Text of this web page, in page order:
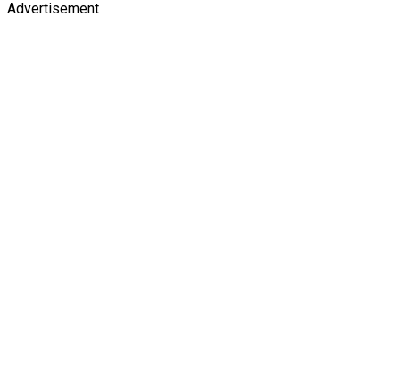
Advertisement